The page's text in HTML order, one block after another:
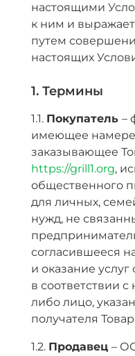
настоящими
к ним и
путем
настоящих
1. Термины
1.1. Покупатель –
имеющее
заказывающее
https://grill1.org,
общественного
для личных,
нужд, не
согласившееся
и оказание
в соответствии
либо лицо,
получателя
1.2. Продавец –